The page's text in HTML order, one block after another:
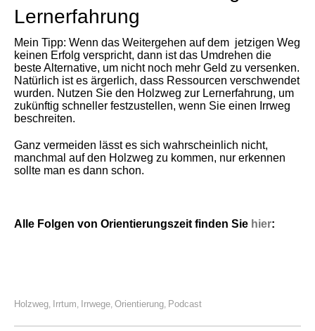
Lernerfahrung
Mein Tipp: Wenn das Weitergehen auf dem jetzigen Weg
keinen Erfolg verspricht, dann ist das Umdrehen die
beste Alternative, um nicht noch mehr Geld zu versenken.
Natürlich ist es ärgerlich, dass Ressourcen verschwendet
wurden. Nutzen Sie den Holzweg zur Lernerfahrung, um
zukünftig schneller festzustellen, wenn Sie einen Irrweg
beschreiten.
Ganz vermeiden lässt es sich wahrscheinlich nicht,
manchmal auf den Holzweg zu kommen, nur erkennen
sollte man es dann schon.
Alle Folgen von Orientierungszeit finden Sie hier:
Holzweg Irrtum Irrwege Orientierung Podcast